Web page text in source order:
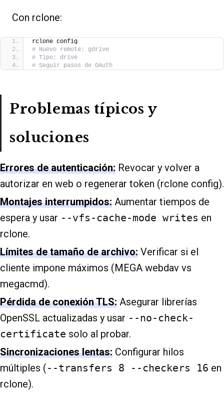
Con rclone:
rclone config
# Nuevo remote: gdrive
# Tipo: drive
# Seguir pasos de OAuth
Problemas típicos y
soluciones
Errores de autenticación: Revocar y volver a
autorizar en web o regenerar token (rclone config).
Montajes interrumpidos: Aumentar tiempos de
espera y usar --vfs-cache-mode writes en
rclone.
Límites de tamaño de archivo: Verificar si el
cliente impone máximos (MEGA webdav vs
megacmd).
Pérdida de conexión TLS: Asegurar librerías
OpenSSL actualizadas y usar --no-check-
certificate solo al probar.
Sincronizaciones lentas: Configurar hilos
múltiples (--transfers 8 --checkers 16 en
rclone).